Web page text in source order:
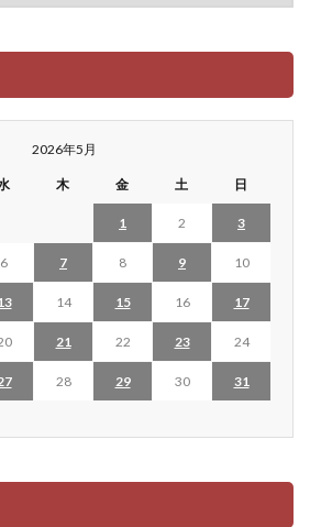
2026年5月
木 金 土 日
1 2 3
6 7 8 9 10
14 15 16 17
21 22 23 24
28 29 30
31